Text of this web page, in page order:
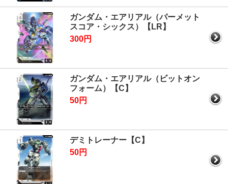
ガンダム・エアリアル（パーメット
スコア・シックス）【LR】
300円
ガンダム・エアリアル（ビットオン
フォーム）【C】
50円
デミトレーナー【C】
50円